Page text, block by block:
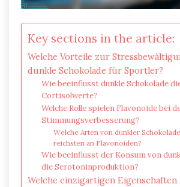
Key sections in the article:
Welche Vorteile zur
dunkle Schokolade für Sportler?
Wie beeinflusst dunkle Schokolade
Cortisolwerte?
Welche Rolle spielen Flavonoide bei
Stimmungsverbesserung?
Welche Arten von dunkler
reichsten an Flavonoiden?
Wie beeinflusst der Konsum von
die Serotoninproduktion?
Welche einzigartigen Eigenschaften